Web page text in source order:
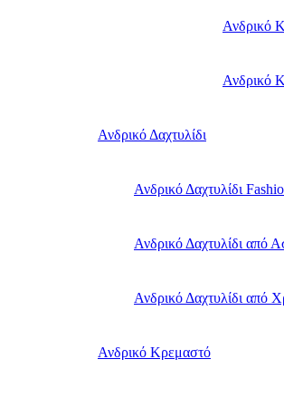
Ανδρικό
Ανδρικό
Ανδρικό Δαχτυλίδι
Ανδρικό Δαχτυλίδι
Ανδρικό Δαχτυλίδι από
Ανδρικό Δαχτυλίδι από
Ανδρικό Κρεμαστό